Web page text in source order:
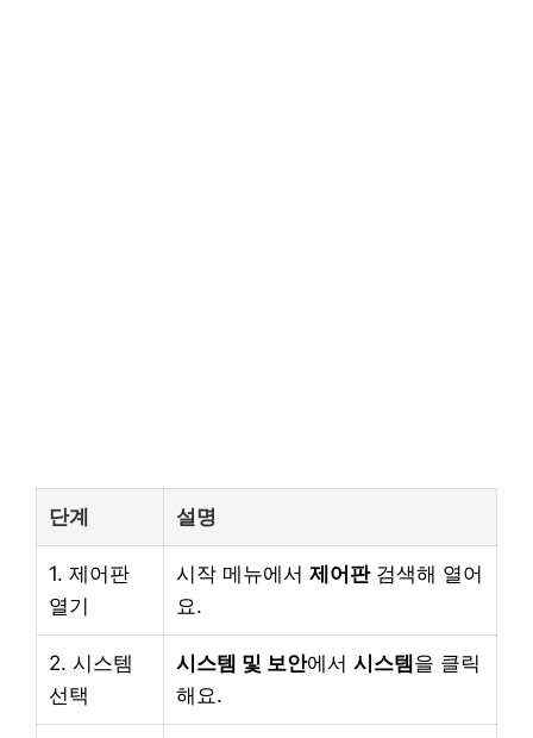
단계 설명
1. 제어판
열기
시작 메뉴에서 제어판검색해 열어
요.
2. 시스템
선택
시스템 및 보안에서 시스템을 클릭
해요.